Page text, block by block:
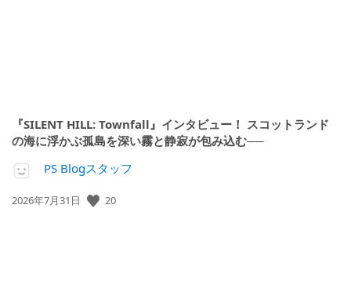
『SILENT HILL: Townfall』インタビュー！ スコットランド
の海に浮かぶ孤島を深い霧と静寂が包み込む──
PS Blogスタッフ
公
2026年7月31日 20